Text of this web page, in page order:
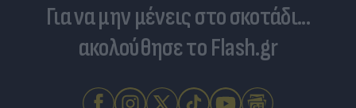
Για να μην μένεις στο σκοτάδι...
ακολούθησε το Flash.gr